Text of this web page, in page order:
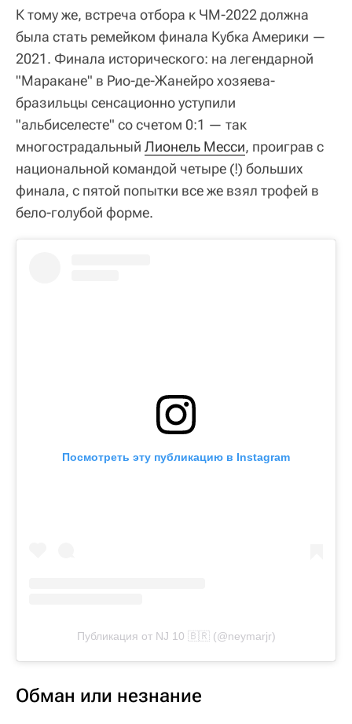
К тому же, встреча отбора к ЧМ-2022 должна
была стать ремейком финала Кубка Америки —
2021. Финала исторического: на легендарной
"Маракане" в Рио-де-Жанейро хозяева-
бразильцы сенсационно уступили
"альбиселесте" со счетом 0:1 — так
многострадальный Лионель Месси, проиграв с
национальной командой четыре (!) больших
финала, с пятой попытки все же взял трофей в
бело-голубой форме.
Посмотреть эту публикацию в Instagram
Публикация от NJ 10 🇧🇷 (@neymarjr)
Обман или незнание